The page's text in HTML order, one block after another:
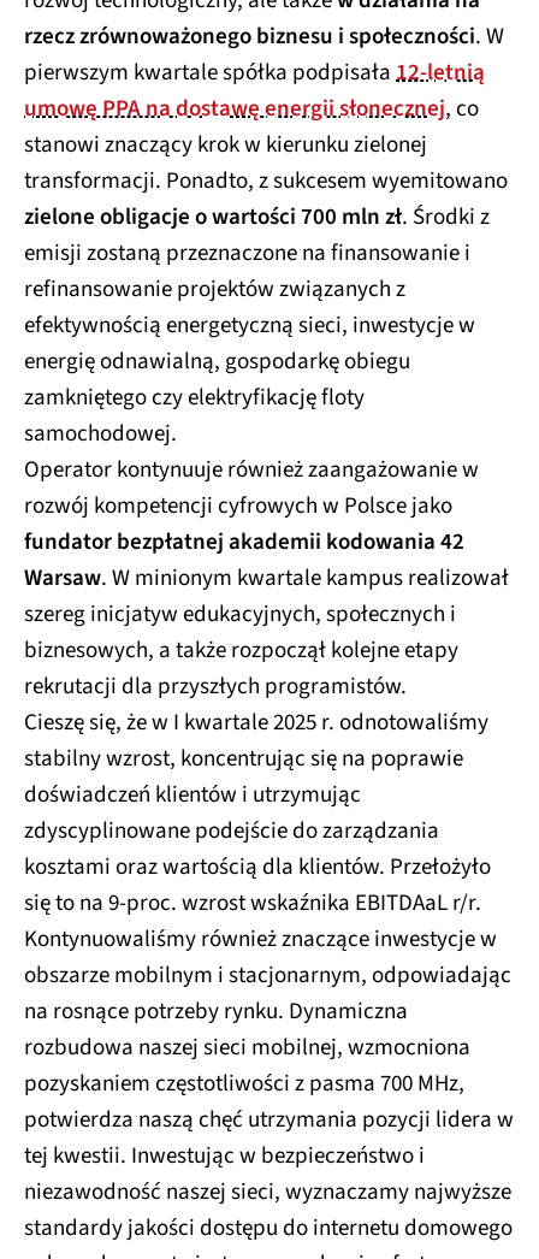
rzecz zrównoważonego biznesu i społeczności. W
pierwszym kwartale spółka podpisała12-letnią
umowę PPA na dostawę energii słonecznej, co
stanowi znaczący krok w kierunku zielonej
transformacji. Ponadto, z sukcesem wyemitowano
zielone obligacje o wartości 700 mln zł. Środki z
emisji zostaną przeznaczone na finansowanie i
refinansowanie projektów związanych z
efektywnością energetyczną sieci, inwestycje w
energię odnawialną, gospodarkę obiegu
zamkniętego czy elektryfikację floty
samochodowej.
Operator kontynuuje również zaangażowanie w
rozwój kompetencji cyfrowych w Polsce jako
fundator bezpłatnej akademii kodowania 42
Warsaw. W minionym kwartale kampus realizował
szereg inicjatyw edukacyjnych, społecznych i
biznesowych, a także rozpoczął kolejne etapy
rekrutacji dla przyszłych programistów.
Cieszę się, że w I kwartale 2025 r. odnotowaliśmy
stabilny wzrost, koncentrując się na poprawie
doświadczeń klientów i utrzymując
zdyscyplinowane podejście do zarządzania
kosztami oraz wartością dla klientów. Przełożyło
się to na 9-proc. wzrost wskaźnika EBITDAaL r/r.
Kontynuowaliśmy również znaczące inwestycje w
obszarze mobilnym i stacjonarnym, odpowiadając
na rosnące potrzeby rynku. Dynamiczna
rozbudowa naszej sieci mobilnej, wzmocniona
pozyskaniem częstotliwości z pasma 700 MHz,
potwierdza naszą chęć utrzymania pozycji lidera w
tej kwestii. Inwestując w bezpieczeństwo i
niezawodność naszej sieci, wyznaczamy najwyższe
standardy jakości dostępu do internetu domowego